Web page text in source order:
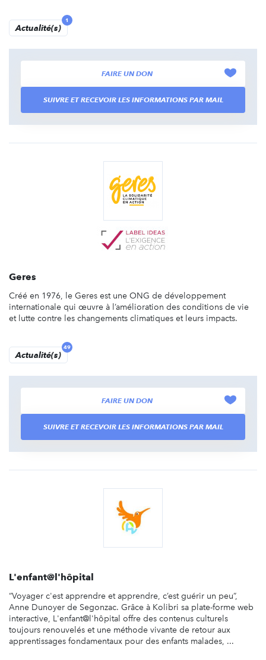
Actualité(s)
1
FAIRE UN DON
SUIVRE ET RECEVOIR LES INFORMATIONS PAR MAIL
Geres
Créé en 1976, le Geres est une ONG de développement
internationale qui œuvre à l’amélioration des conditions de vie
et lutte contre les changements climatiques et leurs impacts.
Actualité(s)
49
FAIRE UN DON
SUIVRE ET RECEVOIR LES INFORMATIONS PAR MAIL
L'enfant@l'hôpital
“Voyager c'est apprendre et apprendre, c’est guérir un peu”,
Anne Dunoyer de Segonzac. Grâce à Kolibri sa plate-forme web
interactive, L'enfant@l'hôpital offre des contenus culturels
toujours renouvelés et une méthode vivante de retour aux
apprentissages fondamentaux pour des enfants malades, ...